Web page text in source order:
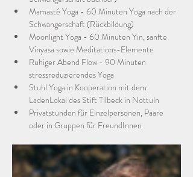
Mamasté Yoga - 60 Minuten Yoga nach der
Schwangerschaft (Rückbildung)
Moonlight Yoga - 60 Minuten Yin, sanfte
Vinyasa sowie Meditations-Elemente
Ruhiger Abend Flow - 90 Minuten
stressreduzierendes Yoga
Stuhl Yoga in Kooperation mit dem
LadenLokal des Stift Tilbeck in Nottuln
Privatstunden für Einzelpersonen, Paare
oder in Gruppen für FreundInnen